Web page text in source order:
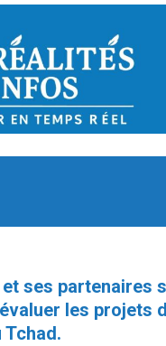
et ses partenaires
les projets
Tchad.